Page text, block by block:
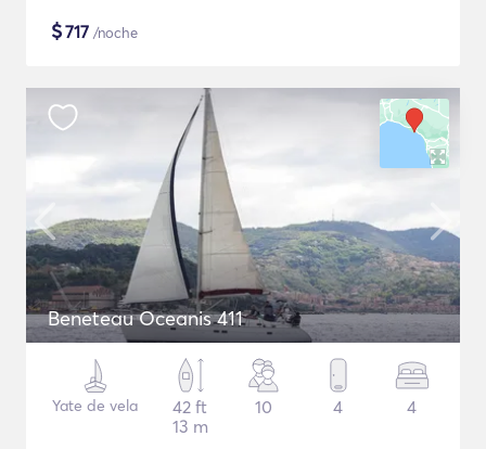
$717 /noche
Beneteau Oceanis 411
Yate de vela
42 ft
13 m
10 4 4